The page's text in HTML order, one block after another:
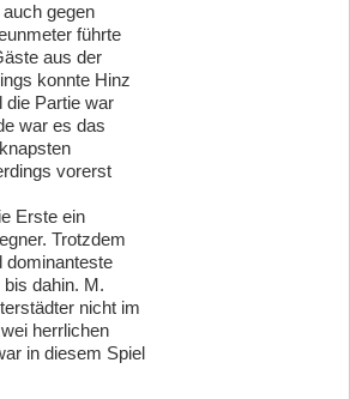
gegen
führte
aus der
konnte Hinz
die Partie war
war es das
vorerst
Erste ein
Trotzdem
dominanteste
dahin. M.
nicht im
herrlichen
in diesem Spiel